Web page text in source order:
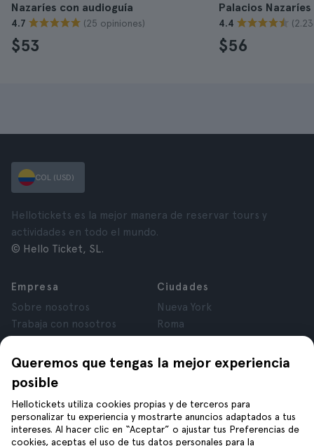
Nazaríes con audioguía
4.7 (25 opiniones)
$53
Palacios Nazaríes
4.4
$56
Queremos que tengas la mejor experiencia
posible
Hellotickets utiliza cookies propias y de terceros para
personalizar tu experiencia y mostrarte anuncios adaptados a tus
intereses. Al hacer clic en “Aceptar” o ajustar tus Preferencias de
cookies, aceptas el uso de tus datos personales para la
COL (USD)
Hellotickets es la mejor manera de reservar tours y
actividades en todo el mundo.
© Hello Ticket, SL.
Empresa
Sobre nosotros
Trabaja con nosotros
Opiniones
Privacidad
Términos y Condiciones
Aviso Legal
Cookies
Ciudades
Nueva York
Roma
Londres
Granada
Tenerife